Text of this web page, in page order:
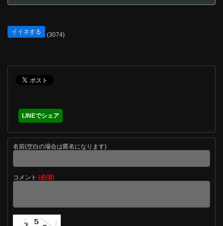
イイネする (3074)
LINEでシェア
名前(空白の場合は匿名になります)
コメント (必須)